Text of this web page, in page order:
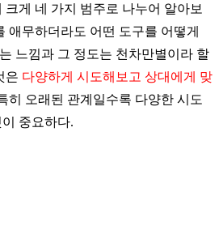
게 네 가지 범주로 나누어 알아보
애무하더라도 어떤 도구를 어떻게
느낌과 그 정도는 천차만별이라 할
은 다양하게 시도해보고 상대에게 맞
히 오래된 관계일수록 다양한 시도
중요하다.